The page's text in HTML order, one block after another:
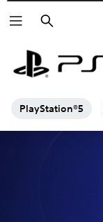
Buscar
PlayStation®5